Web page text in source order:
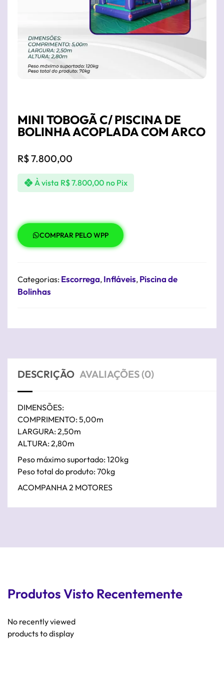
MINI TOBOGÃ C/ PISCINA DE
BOLINHA ACOPLADA COM ARCO
R$7.800,00
À vista R$7.800,00 no Pix
COMPRAR PELO WPP
Categorias: Escorrega, Infláveis, Piscina de
Bolinhas
DESCRIÇÃO AVALIAÇÕES (0)
DIMENSÕES:
COMPRIMENTO: 5,00m
LARGURA: 2,50m
ALTURA: 2,80m
Peso máximo suportado: 120kg
Peso total do produto: 70kg
ACOMPANHA 2 MOTORES
Produtos Visto Recentemente
No recently viewed
products to display